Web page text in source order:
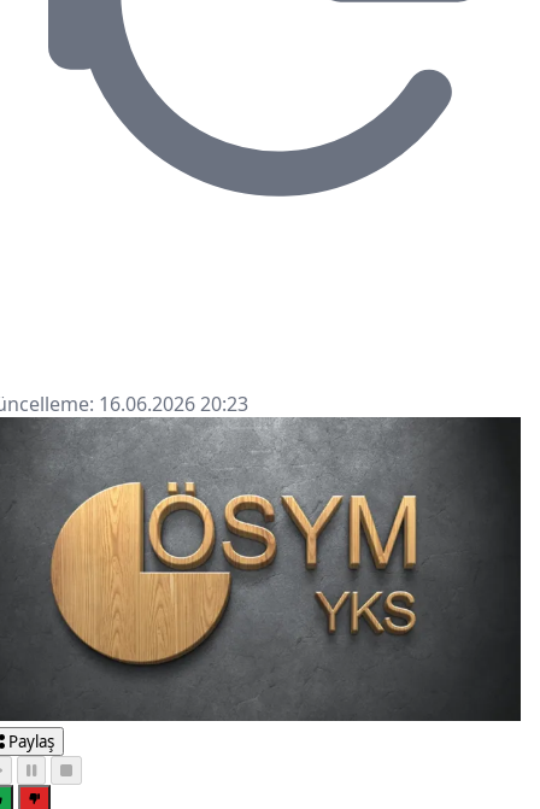
16.06.2026 20:23
Paylaş